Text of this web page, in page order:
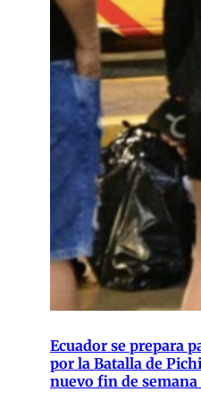
Ecuador se prepara
por la Batalla de
nuevo fin de semana